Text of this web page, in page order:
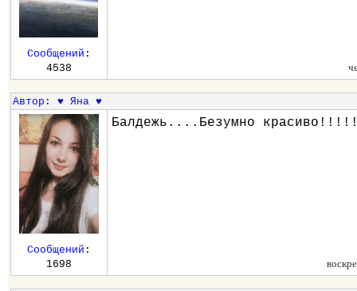
Сообщений :
4538
Автор : ♥ Яна ♥
Балдежь....Безумно
Сообщений :
1698